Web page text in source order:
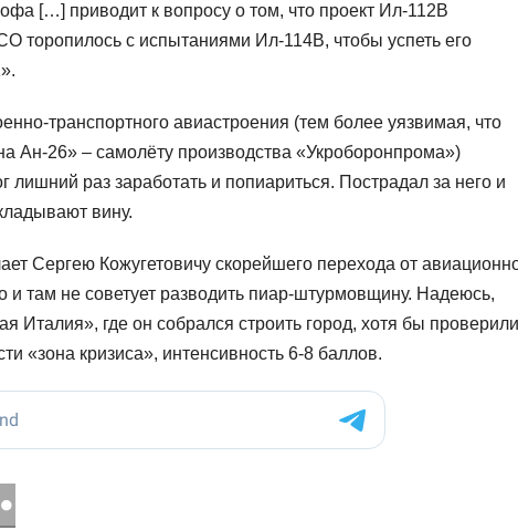
[…] приводит к вопросу о том, что проект Ил-112В
торопилось с испытаниями Ил-114В, чтобы успеть его
транспортного авиастроения (тем более уязвимая, что
Ан-26» – самолёту производства «Укроборонпрома»)
лишний раз заработать и попиариться. Пострадал за него и
вину.
Сергею Кожугетовичу скорейшего перехода от
и там не советует разводить пиар-штурмовщину. Надеюсь,
Италия», где он собрался строить город, хотя бы проверили
«зона кризиса», интенсивность 6-8 баллов.